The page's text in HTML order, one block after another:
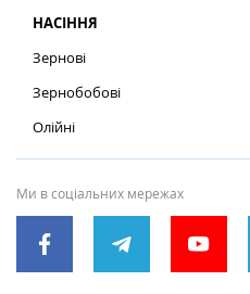
НАСІННЯ
Зернові
Зернобобові
Олійні
Ми в соціальних мережах